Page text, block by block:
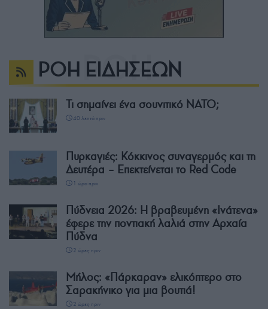
ΡΟΗ ΕΙΔΗΣΕΩΝ
Τι σημαίνει ένα σουνιτικό ΝΑΤΟ;
40 λεπτά πριν
Πυρκαγιές: Κόκκινος συναγερμός και τη
Δευτέρα – Επεκτείνεται το Red Code
1 ώρα πριν
Πύδνεια 2026: Η βραβευμένη «Ινάτενα»
έφερε την ποντιακή λαλιά στην Αρχαία
Πύδνα
2 ώρες πριν
Μήλος: «Πάρκαραν» ελικόπτερο στο
Σαρακήνικο για μια βουτιά!
2 ώρες πριν